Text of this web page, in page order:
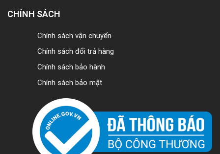
CHÍNH SÁCH
Chính sách vận chuyển
Chính sách đổi trả hàng
Chính sách bảo hành
Chính sách bảo mật